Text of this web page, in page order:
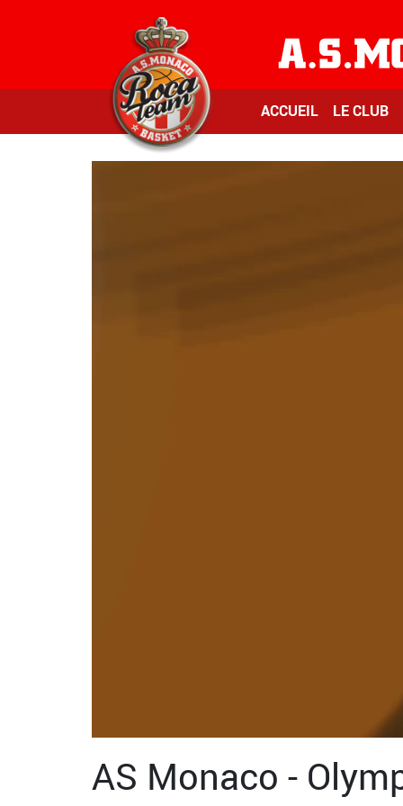
ACCUEIL LE CLUB
AS Monaco -